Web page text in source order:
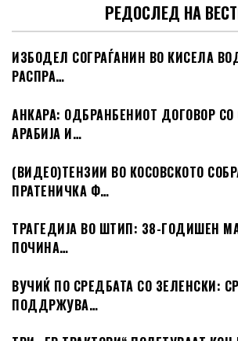
РЕДОСЛЕД НА
ИЗБОДЕЛ СОГРАЃАНИН ВО КИСЕЛА
РАСПРА…
АНКАРА: ОДБРАНБЕНИОТ ДОГОВОР
АРАБИЈА И…
(ВИДЕО)ТЕНЗИИ ВО КОСОВСКОТО
ПРАТЕНИЧКА Ф…
ТРАГЕДИЈА ВО ШТИП: 38-ГОДИШЕН
ПОЧИНА…
ВУЧИЌ ПО СРЕДБАТА СО ЗЕЛЕНСКИ:
ПОДДРЖУВА…